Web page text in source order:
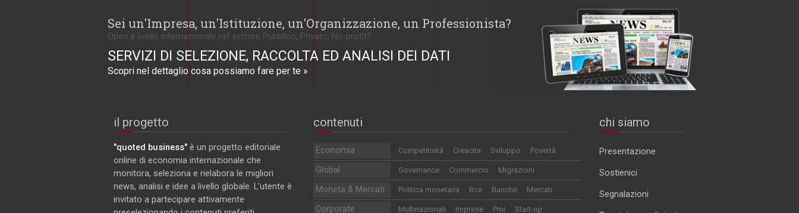
Sei un'Impresa, un'Istituzione, un'Organizzazione, un Professionista?
Operi a livello internazionale nel settore Pubblico, Privato, No-profit?
SERVIZI DI SELEZIONE, RACCOLTA ED ANALISI DEI DATI
Scopri nel dettaglio cosa possiamo fare per te »
il progetto
"quoted business" è un progetto editoriale
online di economia internazionale che
monitora, seleziona e rielabora le migliori
news, analisi e idee a livello globale. L'utente è
invitato a partecipare attivamente
contenuti
Economia Competitività Crescita Sviluppo Povertà
Global Governance Commercio Migrazioni
Moneta & Mercati Politica monetaria Bce Banche Mercati
Corporate Multinazionali Imprese Pmi Start-up
chi siamo
Presentazione
Sostienici
Segnalazioni